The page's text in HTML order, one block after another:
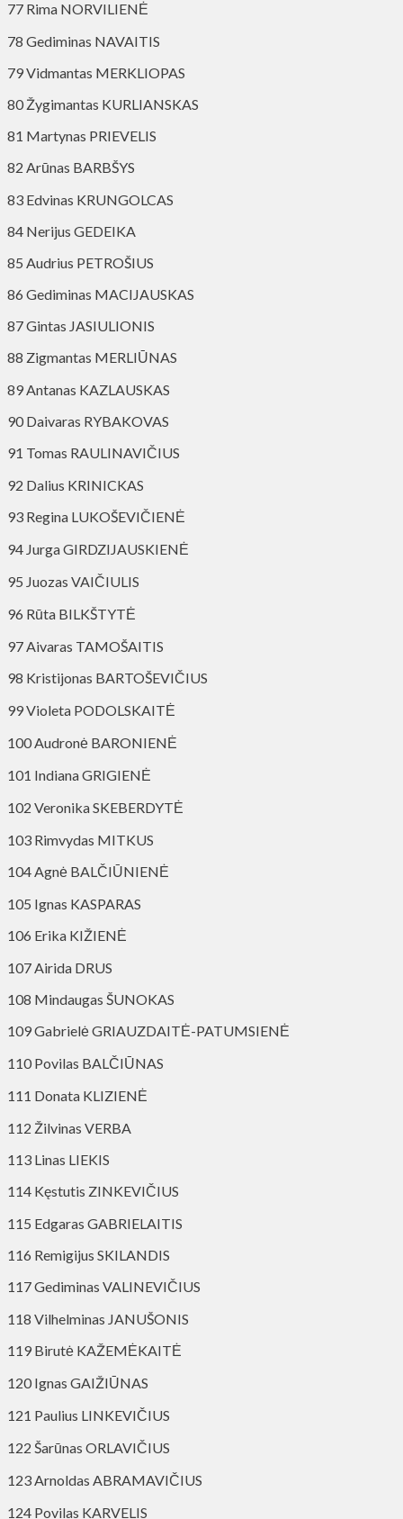
77 Rima NORVILIENĖ
78 Gediminas NAVAITIS
79 Vidmantas MERKLIOPAS
80 Žygimantas KURLIANSKAS
81 Martynas PRIEVELIS
82 Arūnas BARBŠYS
83 Edvinas KRUNGOLCAS
84 Nerijus GEDEIKA
85 Audrius PETROŠIUS
86 Gediminas MACIJAUSKAS
87 Gintas JASIULIONIS
88 Zigmantas MERLIŪNAS
89 Antanas KAZLAUSKAS
90 Daivaras RYBAKOVAS
91 Tomas RAULINAVIČIUS
92 Dalius KRINICKAS
93 Regina LUKOŠEVIČIENĖ
94 Jurga GIRDZIJAUSKIENĖ
95 Juozas VAIČIULIS
96 Rūta BILKŠTYTĖ
97 Aivaras TAMOŠAITIS
98 Kristijonas BARTOŠEVIČIUS
99 Violeta PODOLSKAITĖ
100 Audronė BARONIENĖ
101 Indiana GRIGIENĖ
102 Veronika SKEBERDYTĖ
103 Rimvydas MITKUS
104 Agnė BALČIŪNIENĖ
105 Ignas KASPARAS
106 Erika KIŽIENĖ
107 Airida DRUS
108 Mindaugas ŠUNOKAS
109 Gabrielė GRIAUZDAITĖ-PATUMSIENĖ
110 Povilas BALČIŪNAS
111 Donata KLIZIENĖ
112 Žilvinas VERBA
113 Linas LIEKIS
114 Kęstutis ZINKEVIČIUS
115 Edgaras GABRIELAITIS
116 Remigijus SKILANDIS
117 Gediminas VALINEVIČIUS
118 Vilhelminas JANUŠONIS
119 Birutė KAŽEMĖKAITĖ
120 Ignas GAIŽIŪNAS
121 Paulius LINKEVIČIUS
122 Šarūnas ORLAVIČIUS
123 Arnoldas ABRAMAVIČIUS
124 Povilas KARVELIS